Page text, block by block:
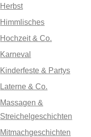
Herbst
Himmlisches
Hochzeit & Co.
Karneval
Kinderfeste & Partys
Laterne & Co.
Massagen &
Streichelgeschichten
Mitmachgeschichten